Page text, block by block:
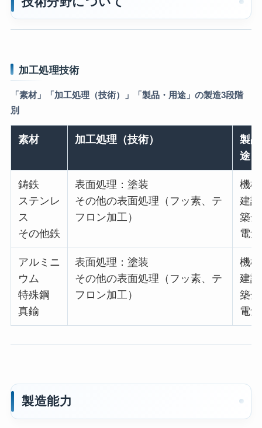
加工処理技術
「素材」「加工処理（技術）」「製品・用途」の製造3段階
別
素材 加工処理（技術）
製
途
鋳鉄
ステンレ
ス
その他鉄
表面処理：塗装
その他の表面処理（フッ素、テ
フロン加工）
機
建
築
電
アルミニ
ウム
特殊鋼
真鍮
表面処理：塗装
その他の表面処理（フッ素、テ
フロン加工）
機
建
築
電
製造能力